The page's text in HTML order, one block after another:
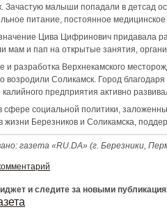
Зачастую малыши попадали в детсад
питание, постоянное
Цива Цифринович придавала
мам и пап на открытые занятия,
и разработка Верхнекамского
возродили Соликамск. Город благодаря
предприятия активно
сфере социальной политики,
жизни Березников и Соликамска,
газета «RU.DA» (г. Березники,
и следите за новыми